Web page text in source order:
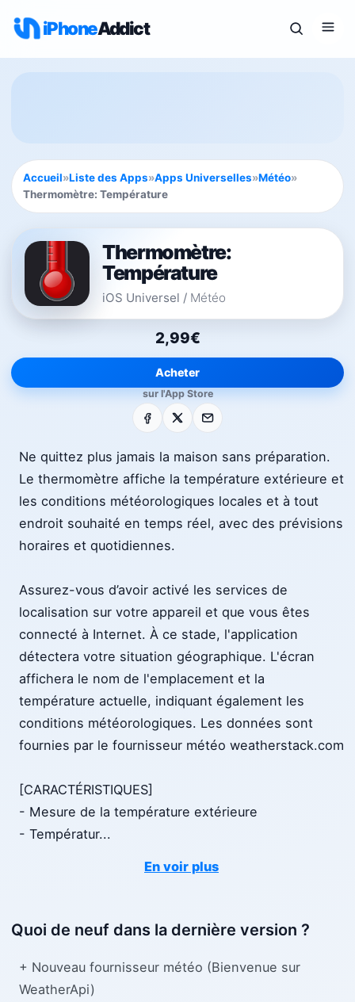
iPhoneAddict
Accueil»Liste des Apps»Apps Universelles»Météo»
Thermomètre: Température
Thermomètre:
Température
iOS Universel / Météo
2,99€
Acheter
sur l'App Store
Facebook E-mail
Ne quittez plus jamais la maison sans préparation.
Le thermomètre affiche la température extérieure et
les conditions météorologiques locales et à tout
endroit souhaité en temps réel, avec des prévisions
horaires et quotidiennes.
Assurez-vous d’avoir activé les services de
localisation sur votre appareil et que vous êtes
connecté à Internet. À ce stade, l'application
détectera votre situation géographique. L'écran
affichera le nom de l'emplacement et la
température actuelle, indiquant également les
conditions météorologiques. Les données sont
fournies par le fournisseur météo weatherstack.com
[CARACTÉRISTIQUES]
- Mesure de la température extérieure
- Températur...
En voir plus
Quoi de neuf dans la dernière version ?
+ Nouveau fournisseur météo (Bienvenue sur
WeatherApi)